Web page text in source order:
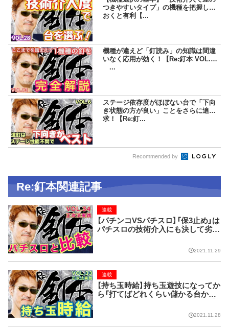
つきやすいタイプ」の機種を把握して
おくと有利【...
機種が違えど「釘読み」の知識は間違
いなく応用が効く！【Re:釘本 VOL.13
...
ステージ依存度がほぼない台で「下向
き状態の方が良い」ことをさらに追
求！【Re:釘...
Recommended by
Re:釘本関連記事
【パチンコVSパチスロ】「保3止め」は
パチスロの技術介入にも決して劣ら
連載
2021.11.29
【持ち玉時給】持ち玉遊技になってか
ら「打てばどれくらい儲かる台か？」
連載
2021.11.28